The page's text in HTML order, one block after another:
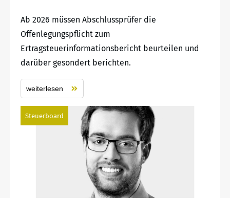
Ab 2026 müssen Abschlussprüfer die
Offenlegungspflicht zum
Ertragsteuerinformationsbericht beurteilen und
darüber gesondert berichten.
weiterlesen
Steuerboard